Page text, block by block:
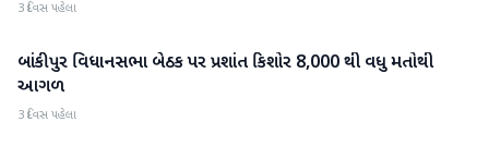
3 દિવસ પહેલા
રાષ્ટ્રીય
બાંકીપુર વિધાનસભા બેઠક પર પ્રશાંત કિશોર 8,000 થી વધુ મતોથી
આગળ
3 દિવસ પહેલા